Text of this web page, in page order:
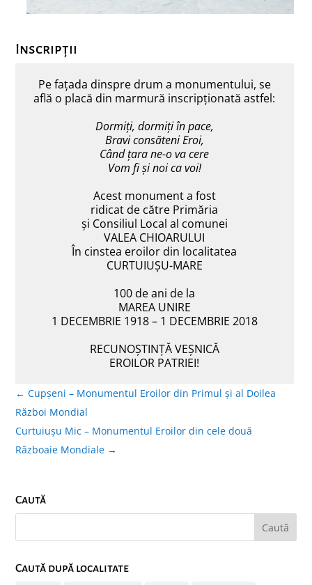
Inscripții
Pe fațada dinspre drum a monumentului, se
află o placă din marmură inscripționată astfel:
Dormiți, dormiți în pace,
Bravi consăteni Eroi,
Când țara ne-o va cere
Vom fi și noi ca voi!
Acest monument a fost
ridicat de către Primăria
și Consiliul Local al comunei
VALEA CHIOARULUI
În cinstea eroilor din localitatea
CURTUIUȘU-MARE
100 de ani de la
MAREA UNIRE
1 DECEMBRIE 1918 – 1 DECEMBRIE 2018
RECUNOȘTINȚĂ VEȘNICĂ
EROILOR PATRIEI!
← Cupșeni – Monumentul Eroilor din Primul și al Doilea
Război Mondial
Curtuiușu Mic – Monumentul Eroilor din cele două
Războaie Mondiale →
Caută
Caută după localitate